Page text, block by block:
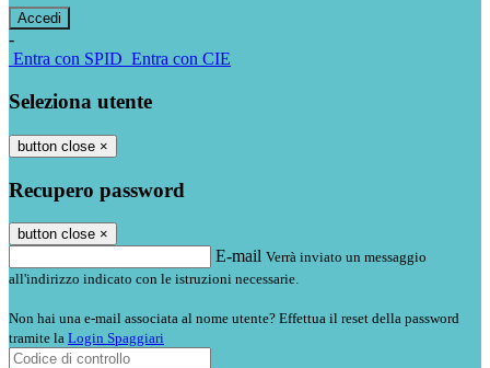
-
Entra con SPID Entra con CIE
Seleziona utente
button close ×
Recupero password
button close ×
E-mail Verrà inviato un messaggio
all'indirizzo indicato con le istruzioni necessarie.
Non hai una e-mail associata al nome utente? Effettua il reset della password
tramite la Login Spaggiari